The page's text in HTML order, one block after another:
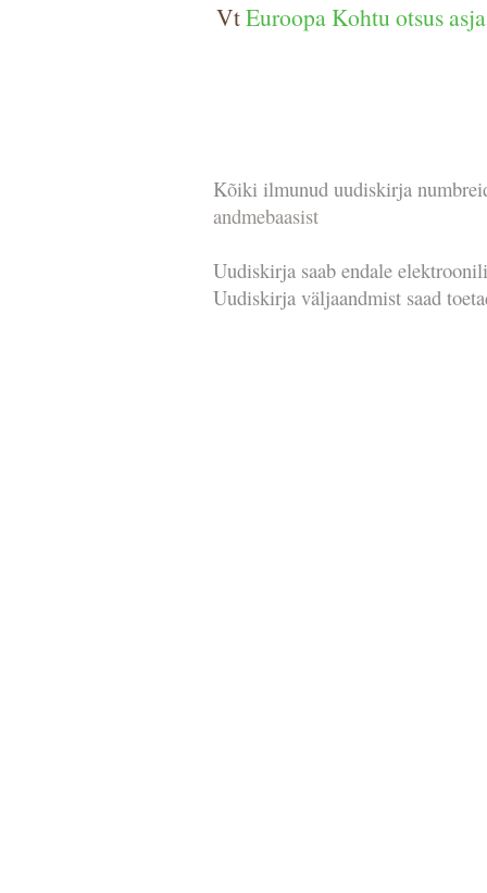
VtEuroopa Kohtu otsus
Kõiki ilmunud uudiskirja
andmebaasist
Uudiskirja saab endale
Uudiskirja väljaandmist saad